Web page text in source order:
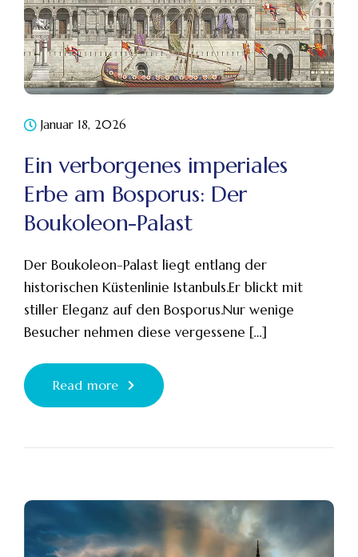
Januar 18, 2026
Ein verborgenes imperiales
Erbe am Bosporus: Der
Boukoleon-Palast
Der Boukoleon-Palast liegt entlang der
historischen Küstenlinie Istanbuls.Er blickt mit
stiller Eleganz auf den Bosporus.Nur wenige
Besucher nehmen diese vergessene […]
Read more